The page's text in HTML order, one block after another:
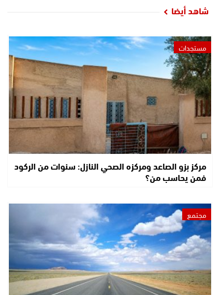
شاهد أيضا
مستجدات
مركز بزو الصاعد ومركزه الصحي النازل: سنوات من الركود
فمن يحاسب من؟
مجتمع